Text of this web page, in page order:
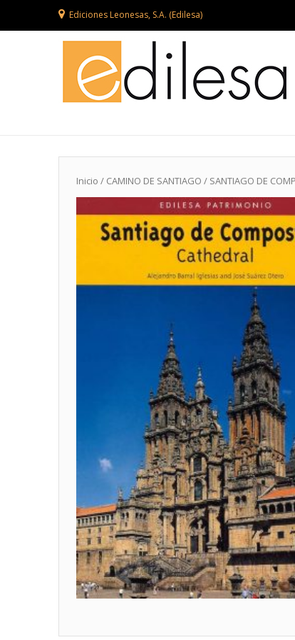
Ediciones Leonesas, S.A. (Edilesa)
Inicio / CAMINO DE SANTIAGO / SANTIAGO DE